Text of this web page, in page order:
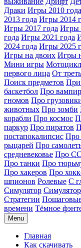
Драки Игры 2010 года
2013 года Игры 2014
Игры 2017 года Игры
года Игры 2021 года
2024 года Игры 2025
Игры на двоих Игры
Мини игры
первого лица От
Поиск предметов
баскетбол Про
гномов Про
животных Про зомби
корабли Про космос
паркур Про пиратов
постапокалипсис Про
рыцарей Про
средневековье Про
Про танки Про
Про хакеров Про
шпионов Ролевые С
Симулятор
Стратегии Пошаговые
времени Тёмное
Menu
Главная
Как скачивать